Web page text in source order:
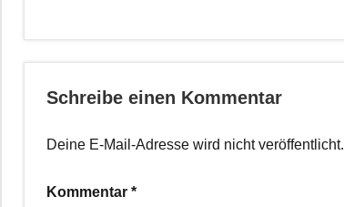
Schreibe einen Kommentar
Deine E-Mail-Adresse wird nicht veröffentlicht.
Kommentar *